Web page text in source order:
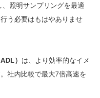
照明サンプリングを最適
う必要はもはやありませ
） は、より効率的なイメ
社内比較で最大7倍高速を